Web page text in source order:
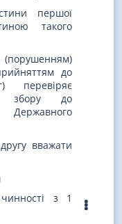
першої
такого
(порушенням)
до
перевіряє
збору до
вважати
з 1